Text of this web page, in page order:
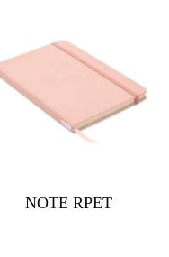
NOTE RPET